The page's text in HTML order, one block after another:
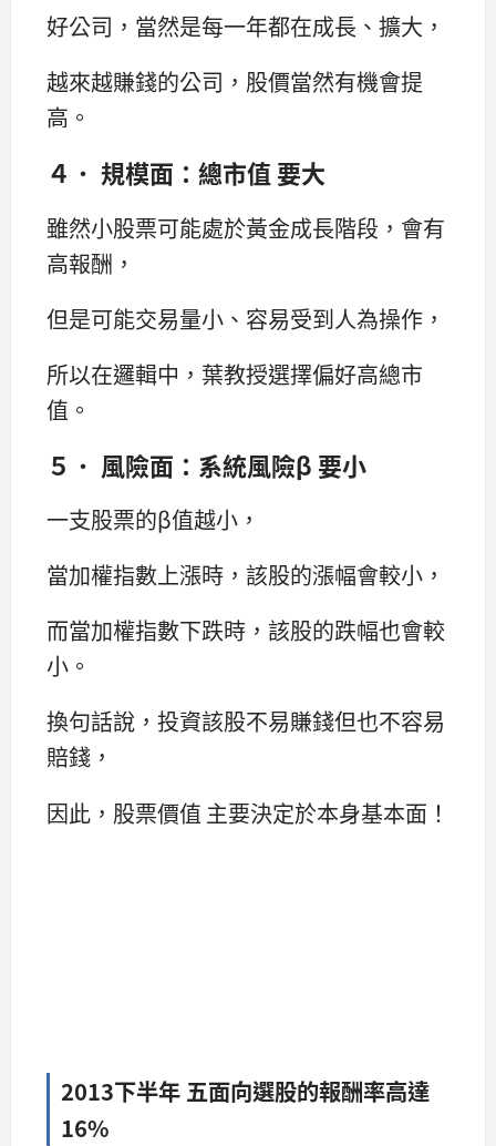
好公司，當然是每一年都在成長、擴大，
越來越賺錢的公司，股價當然有機會提
高。
４． 規模面：總市值 要大
雖然小股票可能處於黃金成長階段，會有
高報酬，
但是可能交易量小、容易受到人為操作，
所以在邏輯中，葉教授選擇偏好高總市
值。
５． 風險面：系統風險β 要小
一支股票的β值越小，
當加權指數上漲時，該股的漲幅會較小，
而當加權指數下跌時，該股的跌幅也會較
小。
換句話說，投資該股不易賺錢但也不容易
賠錢，
因此，股票價值 主要決定於本身基本面！
2013下半年 五面向選股的報酬率高達
16%